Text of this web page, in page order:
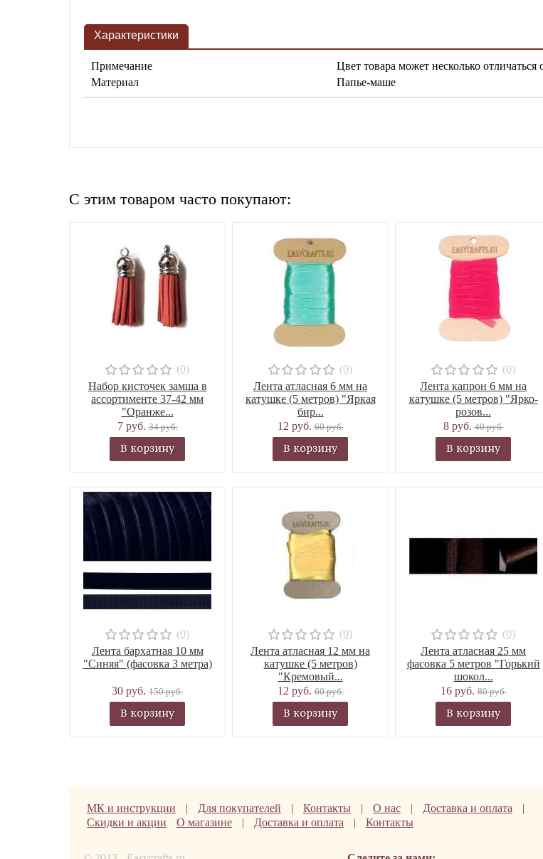
Характеристики
Примечание
Цвет товара может несколько
Материал
Папье-маше
C этим товаром часто покупают:
(0)
Набор кисточек замша в
ассортименте 37-42 мм
"Оранже...
7 руб.34 руб.
В корзину
(0)
Лента атласная 6 мм на
катушке (5 метров) "Яркая
бир...
12 руб.60 руб.
В корзину
(0)
Лента капрон 6 мм на
катушке (5 метров) "Ярко-
розов...
8 руб.40 руб.
В корзину
(0)
Лента бархатная 10 мм
"Синяя" (фасовка 3 метра)
30 руб. 150 руб.
В корзину
(0)
Лента атласная 12 мм на
катушке (5 метров)
"Кремовый...
12 руб.60 руб.
В корзину
(0)
Лента атласная 25 мм
фасовка 5 метров "Горький
шокол...
16 руб.80 руб.
В корзину
МК и инструкции | Для покупателей | Контакты | О нас | Доставка и оплата
|
Скидки и акции
О магазине | Доставка и оплата | Контакты